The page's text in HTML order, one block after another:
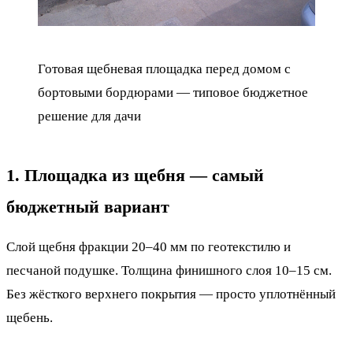
Готовая щебневая площадка перед домом с
бортовыми бордюрами — типовое бюджетное
решение для дачи
1. Площадка из щебня — самый
бюджетный вариант
Слой щебня фракции 20–40 мм по геотекстилю и
песчаной подушке. Толщина финишного слоя 10–15 см.
Без жёсткого верхнего покрытия — просто уплотнённый
щебень.